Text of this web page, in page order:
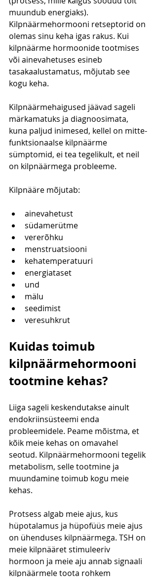
muundub energiaks).
Kilpnäärmehormooni retseptorid on
olemas sinu keha igas rakus. Kui
kilpnäärme hormoonide tootmises
või ainevahetuses esineb
tasakaalustamatus, mõjutab see
kogu keha.
Kilpnäärmehaigused jäävad sageli
märkamatuks ja diagnoosimata,
kuna paljud inimesed, kellel on mitte-
funktsionaalse kilpnäärme
sümptomid, ei tea tegelikult, et neil
on kilpnäärmega probleeme.
Kilpnääre mõjutab:
ainevahetust
südamerütme
vererõhku
menstruatsiooni
kehatemperatuuri
energiataset
und
mälu
seedimist
veresuhkrut
Kuidas toimub
kilpnäärmehormooni
tootmine kehas?
Liiga sageli keskendutakse ainult
endokriinsüsteemi enda
probleemidele. Peame mõistma, et
kõik meie kehas on omavahel
seotud. Kilpnäärmehormooni tegelik
metabolism, selle tootmine ja
muundamine toimub kogu meie
kehas.
Protsess algab meie ajus, kus
hüpotalamus ja hüpofüüs meie ajus
on ühenduses kilpnäärmega. TSH on
meie kilpnääret stimuleeriv
hormoon ja meie aju annab signaali
kilpnäärmele toota rohkem